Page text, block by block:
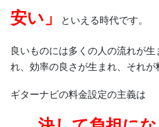
安い」
といえる時代です。
良いものには多くの人の流れが
れ、効率の良さが生まれ、それが
ギターナビの料金設定の主義は